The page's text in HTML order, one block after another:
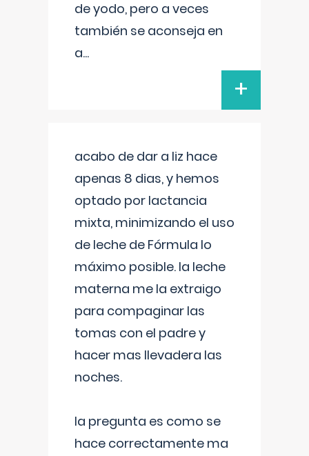
de yodo, pero a veces
también se aconseja en
a...
+
acabo de dar a liz hace
apenas 8 dias, y hemos
optado por lactancia
mixta, minimizando el uso
de leche de Fórmula lo
máximo posible. la leche
materna me la extraigo
para compaginar las
tomas con el padre y
hacer mas llevadera las
noches.
la pregunta es como se
hace correctamente ma